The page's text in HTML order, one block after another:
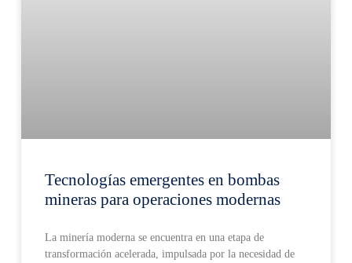
Tecnologías emergentes en bombas
mineras para operaciones modernas
La minería moderna se encuentra en una etapa de
transformación acelerada, impulsada por la necesidad de